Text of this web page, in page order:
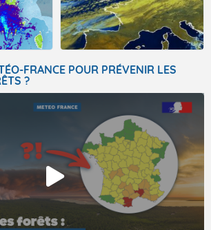
FRANCE POUR PRÉVENIR LES
?